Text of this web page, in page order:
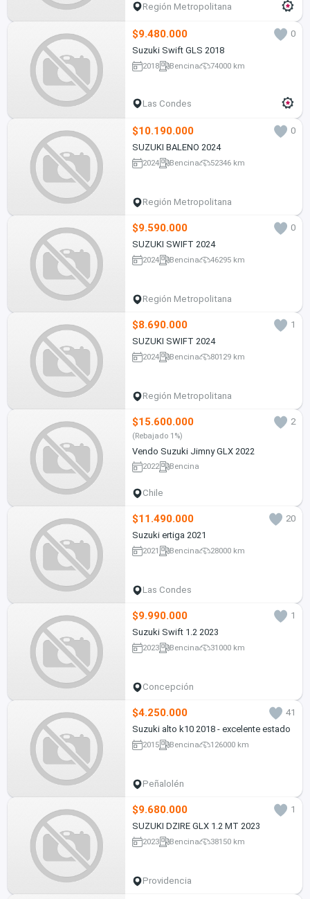
Región Metropolitana
$9.480.000
0
Suzuki Swift GLS 2018
2018 Bencina 74000 km
Las Condes
$10.190.000
0
SUZUKI BALENO 2024
2024 Bencina 52346 km
Región Metropolitana
$9.590.000
0
SUZUKI SWIFT 2024
2024 Bencina 46295 km
Región Metropolitana
$8.690.000
1
SUZUKI SWIFT 2024
2024 Bencina 80129 km
Región Metropolitana
$15.600.000 2
(Rebajado 1%)
Vendo Suzuki Jimny GLX 2022
2022 Bencina
Chile
$11.490.000
20
Suzuki ertiga 2021
2021 Bencina 28000 km
Las Condes
$9.990.000
1
Suzuki Swift 1.2 2023
2023 Bencina 31000 km
Concepción
$4.250.000
41
Suzuki alto k10 2018 - excelente estado
2015 Bencina 126000 km
Peñalolén
$9.680.000
1
SUZUKI DZIRE GLX 1.2 MT 2023
2023 Bencina 38150 km
Providencia